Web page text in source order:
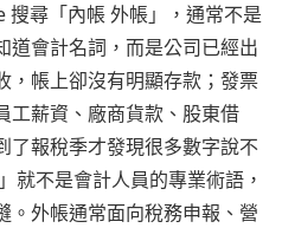
尋「內帳 外帳」，通常不是
道會計名詞，而是公司已經出
，帳上卻沒有明顯存款；發票
工薪資、廠商貨款、股東借
了報稅季才發現很多數字說不
就不是會計人員的專業術語，
。外帳通常面向稅務申報、營